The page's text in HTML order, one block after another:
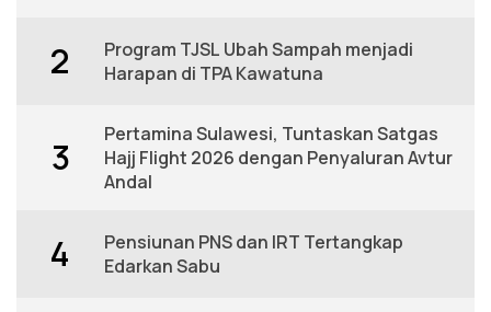
2
Program TJSL Ubah Sampah menjadi
Harapan di TPA Kawatuna
3
Pertamina Sulawesi, Tuntaskan Satgas
Hajj Flight 2026 dengan Penyaluran Avtur
Andal
4
Pensiunan PNS dan IRT Tertangkap
Edarkan Sabu